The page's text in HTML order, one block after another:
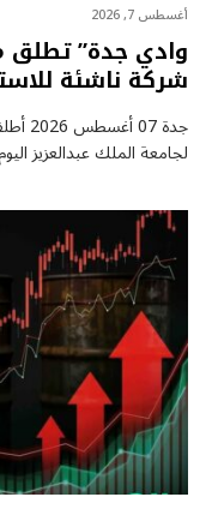
أغسطس 7, 2026
شركة ناشئة
جدة
لجامعة الملك عبدالعزيز